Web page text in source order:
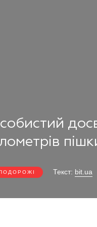
Текст: bit.ua